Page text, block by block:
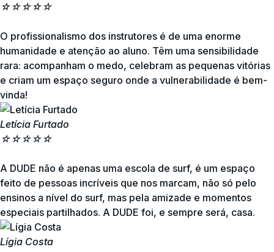
☆☆☆☆☆
O profissionalismo dos instrutores é de uma enorme
humanidade e atenção ao aluno. Têm uma sensibilidade
rara: acompanham o medo, celebram as pequenas vitórias
e criam um espaço seguro onde a vulnerabilidade é bem-
vinda!
Letícia Furtado
☆☆☆☆☆
A DUDE não é apenas uma escola de surf, é um espaço
feito de pessoas incríveis que nos marcam, não só pelo
ensinos a nível do surf, mas pela amizade e momentos
especiais partilhados. A DUDE foi, e sempre será, casa.
Lígia Costa